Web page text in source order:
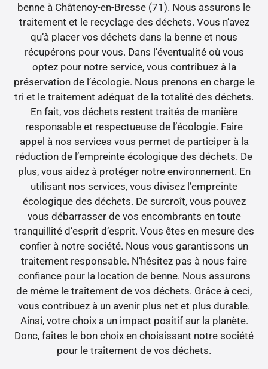
benne à Châtenoy-en-Bresse (71). Nous assurons le
traitement et le recyclage des déchets. Vous n’avez
qu’à placer vos déchets dans la benne et nous
récupérons pour vous. Dans l’éventualité où vous
optez pour notre service, vous contribuez à la
préservation de l’écologie. Nous prenons en charge le
tri et le traitement adéquat de la totalité des déchets.
En fait, vos déchets restent traités de manière
responsable et respectueuse de l’écologie. Faire
appel à nos services vous permet de participer à la
réduction de l’empreinte écologique des déchets. De
plus, vous aidez à protéger notre environnement. En
utilisant nos services, vous divisez l’empreinte
écologique des déchets. De surcroît, vous pouvez
vous débarrasser de vos encombrants en toute
tranquillité d’esprit d’esprit. Vous êtes en mesure des
confier à notre société. Nous vous garantissons un
traitement responsable. N’hésitez pas à nous faire
confiance pour la location de benne. Nous assurons
de même le traitement de vos déchets. Grâce à ceci,
vous contribuez à un avenir plus net et plus durable.
Ainsi, votre choix a un impact positif sur la planète.
Donc, faites le bon choix en choisissant notre société
pour le traitement de vos déchets.